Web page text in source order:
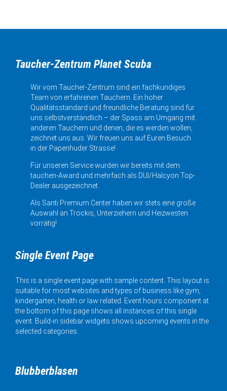
Taucher-Zentrum Planet Scuba
Wir vom Taucher-Zentrum sind ein fachkundiges
Team von erfahrenen Tauchern. Ein hoher
Qualitätsstandard und freundliche Beratung sind für
uns selbstverständlich – der Spass am Umgang mit
anderen Tauchern und denen, die es werden wollen,
zeichnet uns aus. Wir freuen uns auf Euren Besuch
in der Papenhuder Strasse!
Für unseren Service wurden wir bereits mit dem
tauchen-Award und mehrfach als DUI/Halcyon Top-
Dealer ausgezeichnet.
Als Santi Premium Center haben wir stets eine große
Auswahl an Trockis, Unterziehern und Heizwesten
vorrätig!
Single Event Page
This is a single event page with sample content. This layout is
suitable for most websites and types of business like gym,
kindergarten, health or law related. Event hours component at
the bottom of this page shows all instances of this single
event. Build-in sidebar widgets shows upcoming events in the
selected categories.
Blubberblasen